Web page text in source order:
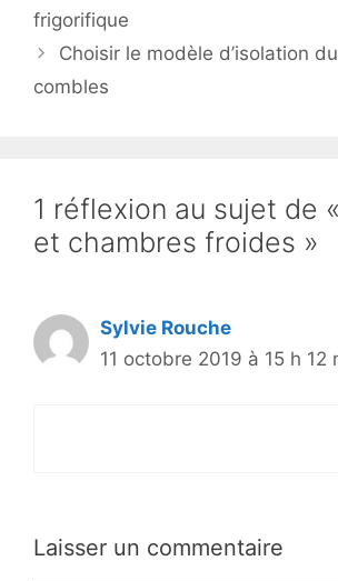
frigorifique
Choisir le modèle d’isolation
combles
1 réflexion au sujet de
et chambres froides »
Sylvie Rouche
11 octobre 2019 à 15 h 12
Laisser un commentaire